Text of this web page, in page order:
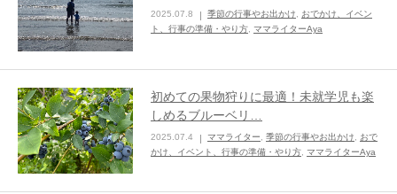
2025.07.8 季節の行事やお出かけ
おでかけ、イベン
ト、行事の準備・やり方 ママライターAya
初めての果物狩りに最適！未就学児も楽
しめるブルーベリ…
2025.07.4 ママライター 季節の行事やお出かけ
おで
かけ、イベント、行事の準備・やり方 ママライターAya